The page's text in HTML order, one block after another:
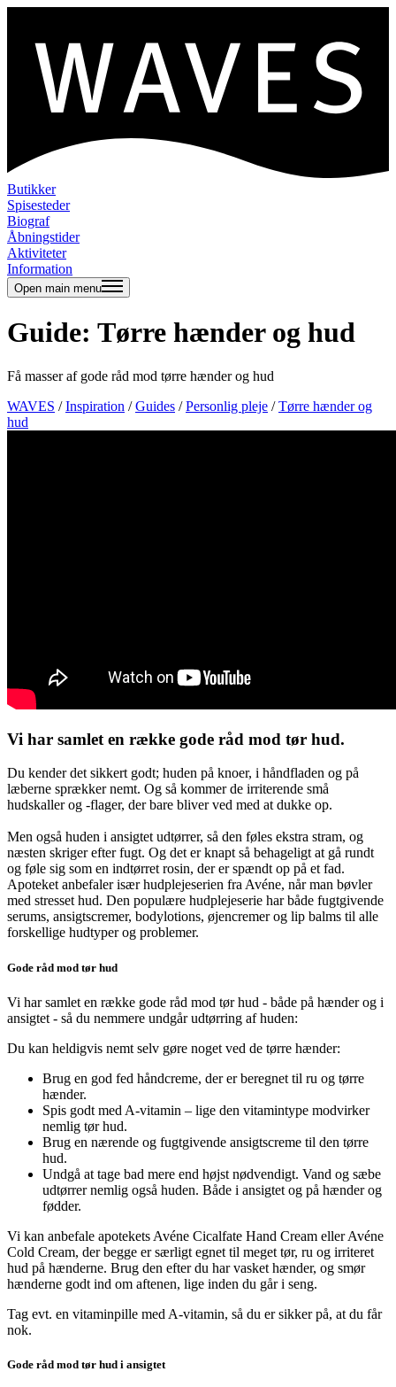
Butikker
Spisesteder
Biograf
Åbningstider
Aktiviteter
Information
Open main menu
Guide: Tørre hænder og hud
Få masser af gode råd mod tørre hænder og hud
WAVES /Inspiration /Guides /Personlig pleje /Tørre hænder og
hud
Vi har samlet en række gode råd mod tør hud.
Du kender det sikkert godt; huden på knoer, i håndfladen og på
læberne sprækker nemt. Og så kommer de irriterende små
hudskaller og -flager, der bare bliver ved med at dukke op.
Men også huden i ansigtet udtørrer, så den føles ekstra stram, og
næsten skriger efter fugt. Og det er knapt så behageligt at gå rundt
og føle sig som en indtørret rosin, der er spændt op på et fad.
Apoteket anbefaler især hudplejeserien fra Avéne, når man bøvler
med stresset hud. Den populære hudplejeserie har både fugtgivende
serums, ansigtscremer, bodylotions, øjencremer og lip balms til alle
forskellige hudtyper og problemer.
Gode råd mod tør hud
Vi har samlet en række gode råd mod tør hud - både på hænder og i
ansigtet - så du nemmere undgår udtørring af huden:
Du kan heldigvis nemt selv gøre noget ved de tørre hænder:
Brug en god fed håndcreme, der er beregnet til ru og tørre
hænder.
Spis godt med A-vitamin – lige den vitamintype modvirker
nemlig tør hud.
Brug en nærende og fugtgivende ansigtscreme til den tørre
hud.
Undgå at tage bad mere end højst nødvendigt. Vand og sæbe
udtørrer nemlig også huden. Både i ansigtet og på hænder og
fødder.
Vi kan anbefale apotekets Avéne Cicalfate Hand Cream eller Avéne
Cold Cream, der begge er særligt egnet til meget tør, ru og irriteret
hud på hænderne. Brug den efter du har vasket hænder, og smør
hænderne godt ind om aftenen, lige inden du går i seng.
Tag evt. en vitaminpille med A-vitamin, så du er sikker på, at du får
nok.
Gode råd mod tør hud i ansigtet